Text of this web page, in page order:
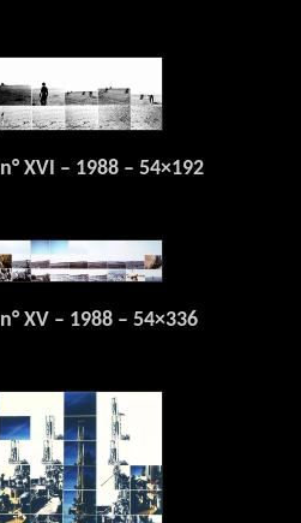
XVI – 1988 – 54×192
XV – 1988 – 54×336